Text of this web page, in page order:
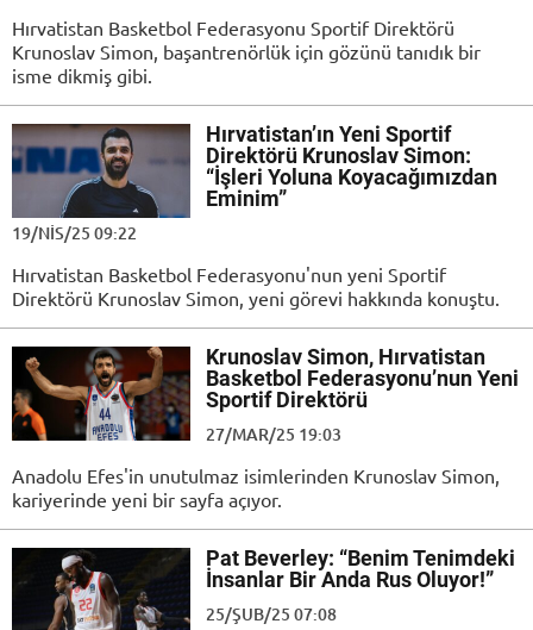
Hırvatistan Basketbol Federasyonu Sportif Direktörü
Krunoslav Simon, başantrenörlük için gözünü tanıdık bir
isme dikmiş gibi.
Hırvatistan’ın Yeni Sportif
Direktörü Krunoslav Simon:
“İşleri Yoluna Koyacağımızdan
Eminim”
19/NIS/25 09:22
Hırvatistan Basketbol Federasyonu'nun yeni Sportif
Direktörü Krunoslav Simon, yeni görevi hakkında konuştu.
Krunoslav Simon, Hırvatistan
Basketbol Federasyonu’nun Yeni
Sportif Direktörü
27/MAR/25 19:03
Anadolu Efes'in unutulmaz isimlerinden Krunoslav Simon,
kariyerinde yeni bir sayfa açıyor.
Pat Beverley: “Benim Tenimdeki
İnsanlar Bir Anda Rus Oluyor!”
25/ŞUB/25 07:08